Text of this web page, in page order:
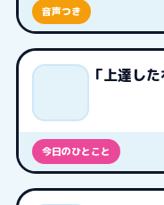
音声つき
「上達し
今日のひとこと